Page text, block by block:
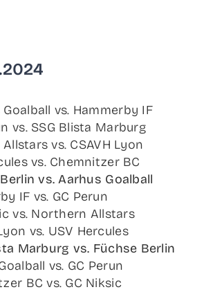
vs. Ham­mer­by IF
vs. SSG Blis­ta Marburg
vs. CSAVH Lyon
vs. Chem­nit­zer BC
vs. Aar­hus Goalball
IF vs. GC Perun
vs. Nor­t­hern Allstars
vs. USV Hercules
Mar­burg vs. Füch­se Berlin
vs. GC Perun
BC vs. GC Niksic